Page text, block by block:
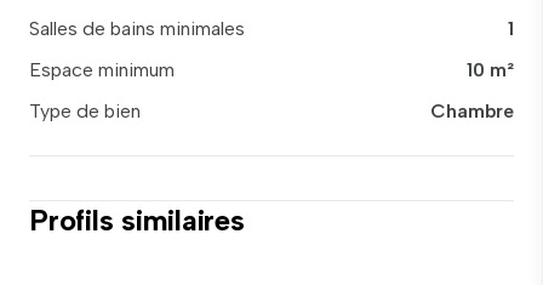
Salles de bains minimales
1
Espace minimum
10 m²
Type de bien
Chambre
Profils similaires